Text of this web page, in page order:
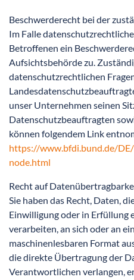
Beschwerderecht bei der
Im Falle
Betroffenen ein
Aufsichtsbehörde zu.
datenschutzrechtlichen
unser Unternehmen seinen
Datenschutzbeauftragten
können folgendem Link
https://www.bfdi.bund.de/
node.html
Recht auf
Sie haben das Recht, Daten,
Einwilligung oder in Erfüllung
verarbeiten, an sich oder an
maschinenlesbaren Format
die direkte Übertragung der
Verantwortlichen verlangen,